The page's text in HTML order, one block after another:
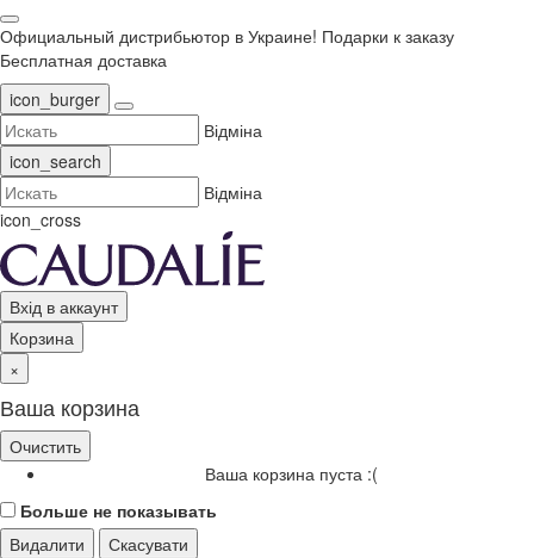
Официальный дистрибьютор в Украине! Подарки к заказу
Бесплатная доставка
icon_burger
Відміна
icon_search
Відміна
icon_cross
Вхід в аккаунт
Корзина
×
Ваша корзина
Очистить
Ваша корзина пуста :(
Больше не показывать
Видалити
Скасувати